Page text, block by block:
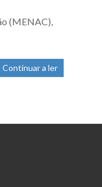
(MENAC),
Continuar a ler